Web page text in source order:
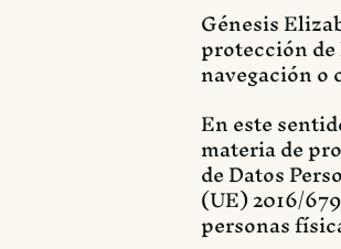
Génesis
protección
navegación
En este
materia de
de Datos
(UE) 2016/
personas